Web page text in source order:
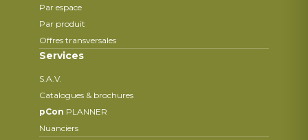
Par espace
Par produit
Offres transversales
Services
S.A.V.
Catalogues & brochures
pCon PLANNER
Nuanciers